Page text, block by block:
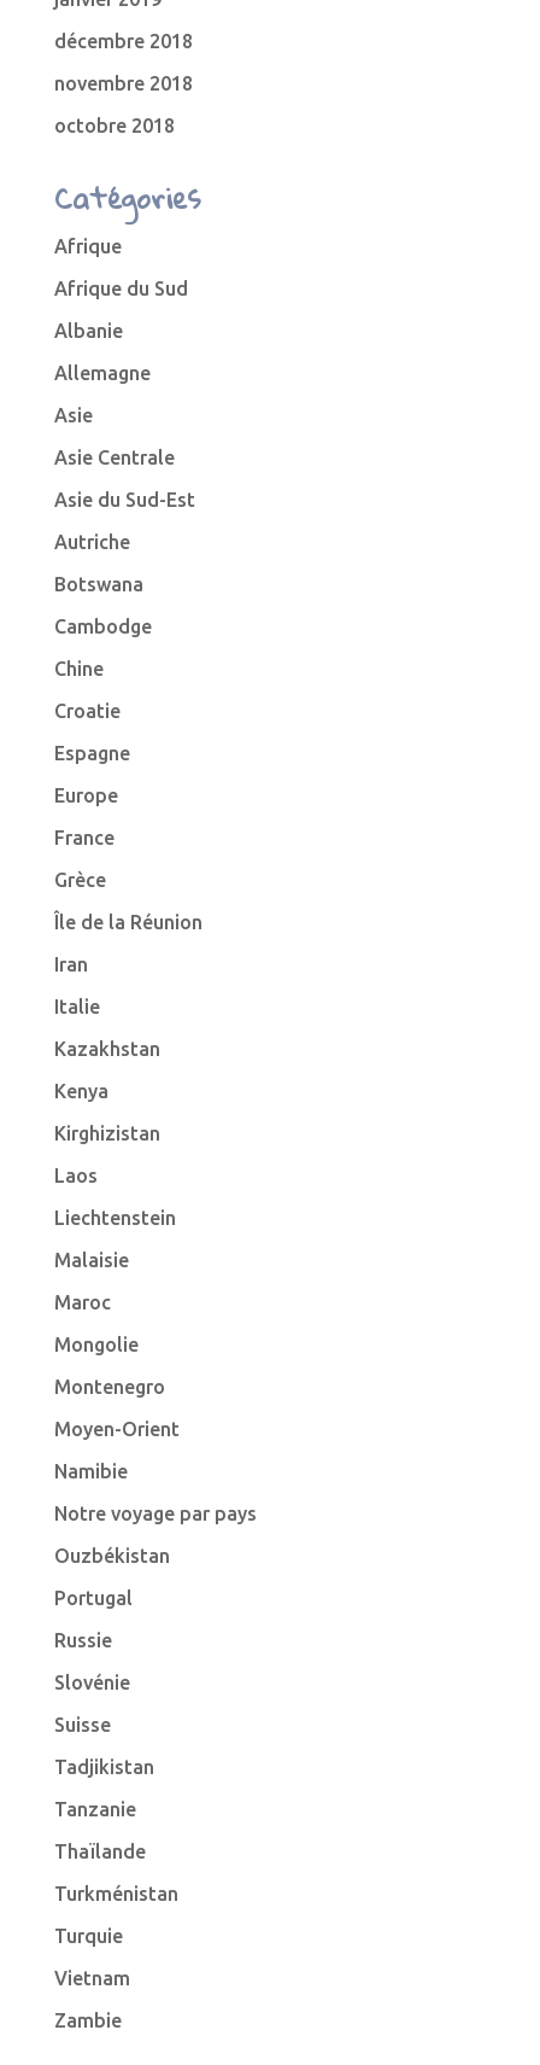
décembre 2018
novembre 2018
octobre 2018
Catégories
Afrique
Afrique du Sud
Albanie
Allemagne
Asie
Asie Centrale
Asie du Sud-Est
Autriche
Botswana
Cambodge
Chine
Croatie
Espagne
Europe
France
Grèce
Île de la Réunion
Iran
Italie
Kazakhstan
Kenya
Kirghizistan
Laos
Liechtenstein
Malaisie
Maroc
Mongolie
Montenegro
Moyen-Orient
Namibie
Notre voyage par pays
Ouzbékistan
Portugal
Russie
Slovénie
Suisse
Tadjikistan
Tanzanie
Thaïlande
Turkménistan
Turquie
Vietnam
Zambie